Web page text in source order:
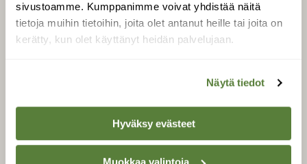
sivustoamme. Kumppanimme voivat yhdistää näitä
tietoja muihin tietoihin, joita olet antanut heille tai joita on
kerätty, kun olet käyttänyt heidän palvelujaan.
Näytä tiedot
Hyväksy evästeet
SUOMEN LUONNON­
Suomen Luonto -lehden
kustantaja onSuomen
luonnonsuojelu­liitto.